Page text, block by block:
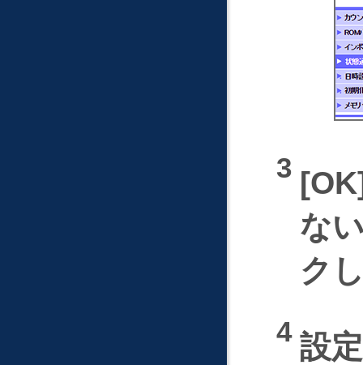
OK
な
ク
設